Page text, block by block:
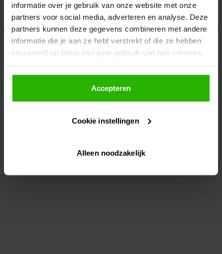
informatie over je gebruik van onze website met onze
partners voor social media, adverteren en analyse. Deze
partners kunnen deze gegevens combineren met andere
informatie die je aan ze hebt verstrekt of die ze hebben
verzameld op basis van jouw gebruik van hun services.
Als je op "Accepteer" klikt, dan geef je Voordeeluitjes.nl
toestemming om cookies voor social media en
gepersonaliseerde advertenties te plaatsen.
Lees hier meer over in onsprivacybeleid
Via "Cookie instellingen" kun je ook zelf instellen welke
Accepteren
Cookie instellingen
Alleen noodzakelijk
Application error: a client-side exception has occurred while
loadingwww.voordeeluitjes.nl (see the browser console for more
information).